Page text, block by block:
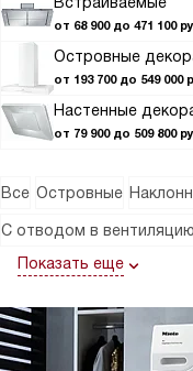
от 68 900 до 471 100
Островные
от 193 700 до 549 000
Настенные
от 79 900 до 509 800
Все Островные
С отводом в вентиляцию
Показать еще